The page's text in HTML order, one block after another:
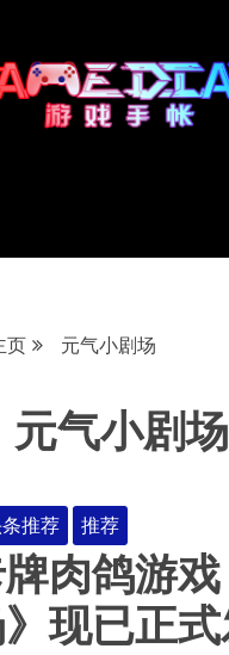
页 元气小剧场
元气小剧场
推荐 推荐
肉鸽游
现已正式